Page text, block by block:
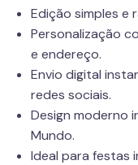
Edição simples e
Personalização
e endereço.
Envio digital
redes sociais.
Design moderno
Mundo.
Ideal para festas